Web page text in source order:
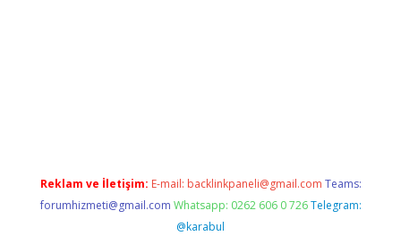
Reklam ve İletişim: E-mail: backlinkpaneli@gmail.com Teams:
forumhizmeti@gmail.com Whatsapp: 0262 606 0 726 Telegram:
@karabul